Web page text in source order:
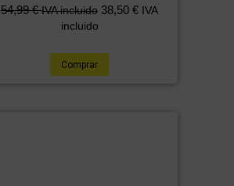
54,99€ IVA incluido 38,50 € IVA
incluido
Comprar